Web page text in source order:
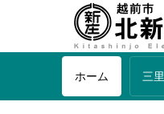
ホーム 三